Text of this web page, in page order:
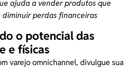
ajuda a vender produtos que
perdas financeiras
o potencial das
e físicas
varejo omnichannel, divulgue sua